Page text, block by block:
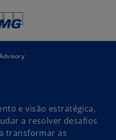
e visão estratégica,
a resolver desafios
transformar as